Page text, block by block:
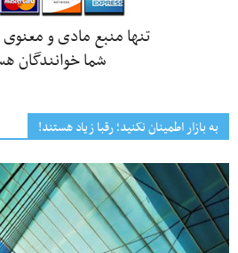
تنها منبع مادی و
شما خوانندگان
به بازار اطمینان نکنید؛ رقبا زیاد هستند!